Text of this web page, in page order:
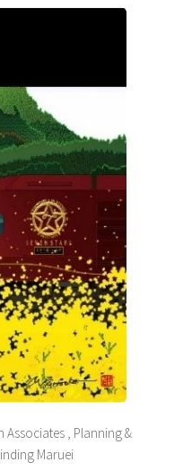
Associates , Planning &
binding Maruei